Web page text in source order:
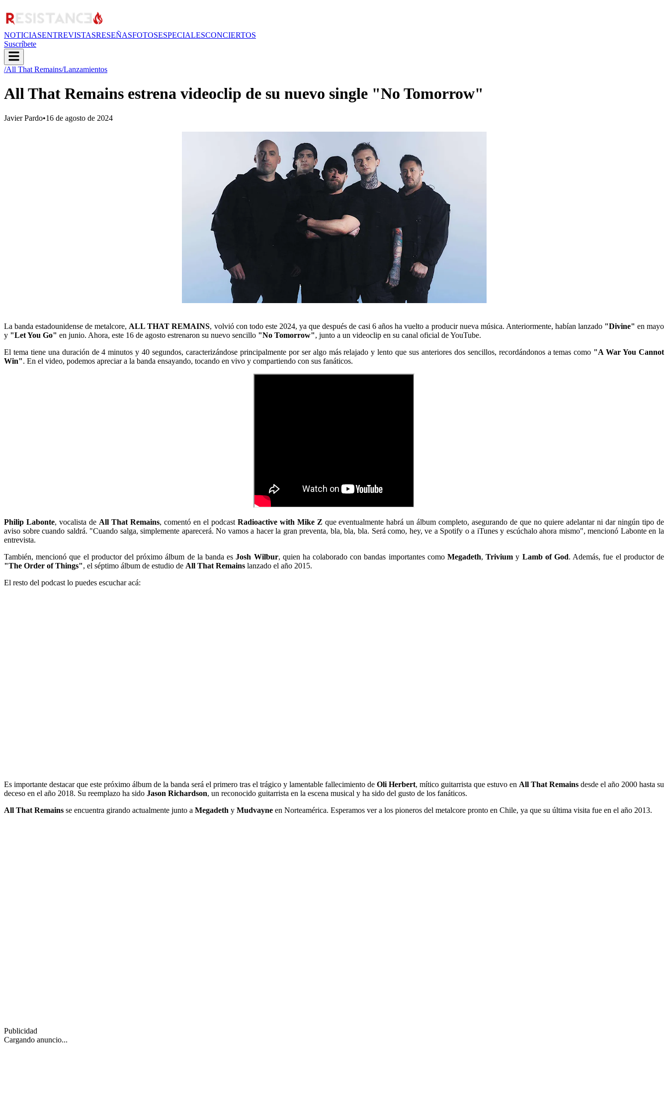
NOTICIASENTREVISTASRESEÑASFOTOSESPECIALESCONCIERTOS
Suscríbete
/All That Remains/Lanzamientos
All That Remains estrena videoclip de su nuevo single "No Tomorrow"
Javier Pardo•16 de agosto de 2024
La banda estadounidense de metalcore, ALL THAT REMAINS, volvió con todo este 2024, ya que después de casi 6 años ha vuelto a producir nueva música. Anteriormente, habían lanzado "Divine" en mayo
y "Let You Go" en junio. Ahora, este 16 de agosto estrenaron su nuevo sencillo "No Tomorrow", junto a un videoclip en su canal oficial de YouTube.
El tema tiene una duración de 4 minutos y 40 segundos, caracterizándose principalmente por ser algo más relajado y lento que sus anteriores dos sencillos, recordándonos a temas como "A War You Cannot
Win". En el video, podemos apreciar a la banda ensayando, tocando en vivo y compartiendo con sus fanáticos.
Philip Labonte, vocalista de All That Remains, comentó en el podcast Radioactive with Mike Z que eventualmente habrá un álbum completo, asegurando de que no quiere adelantar ni dar ningún tipo de
aviso sobre cuando saldrá. "Cuando salga, simplemente aparecerá. No vamos a hacer la gran preventa, bla, bla, bla. Será como, hey, ve a Spotify o a iTunes y escúchalo ahora mismo", mencionó Labonte en la
entrevista.
También, mencionó que el productor del próximo álbum de la banda esJosh Wilbur, quien ha colaborado con bandas importantes comoMegadeth,Trivium y Lamb of God. Además, fue el productor de
"The Order of Things", el séptimo álbum de estudio de All That Remains lanzado el año 2015.
El resto del podcast lo puedes escuchar acá:
Es importante destacar que este próximo álbum de la banda será el primero tras el trágico y lamentable fallecimiento de Oli Herbert, mítico guitarrista que estuvo en All That Remains desde el año 2000 hasta su
deceso en el año 2018. Su reemplazo ha sido Jason Richardson, un reconocido guitarrista en la escena musical y ha sido del gusto de los fanáticos.
All That Remains se encuentra girando actualmente junto a Megadeth y Mudvayne en Norteamérica. Esperamos ver a los pioneros del metalcore pronto en Chile, ya que su última visita fue en el año 2013.
Publicidad
Cargando anuncio...